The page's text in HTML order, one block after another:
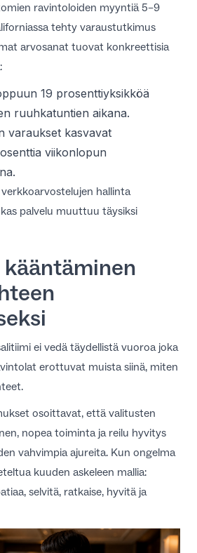
ravintoloiden myyntiä 5–9
tehty varaustutkimus
arvosanat tuovat konkreettisia
19 prosenttiyksikköä
ruuhkatuntien aikana.
varaukset kasvavat
viikonlopun
hallinta
palvelu muuttuu täysiksi
ei vedä täydellistä vuoroa joka
erottuvat muista siinä, miten
osoittavat, että valitusten
nopea toiminta ja reilu hyvitys
vahvimpia ajureita. Kun ongelma
kuuden askeleen mallia:
selvitä, ratkaise, hyvitä ja